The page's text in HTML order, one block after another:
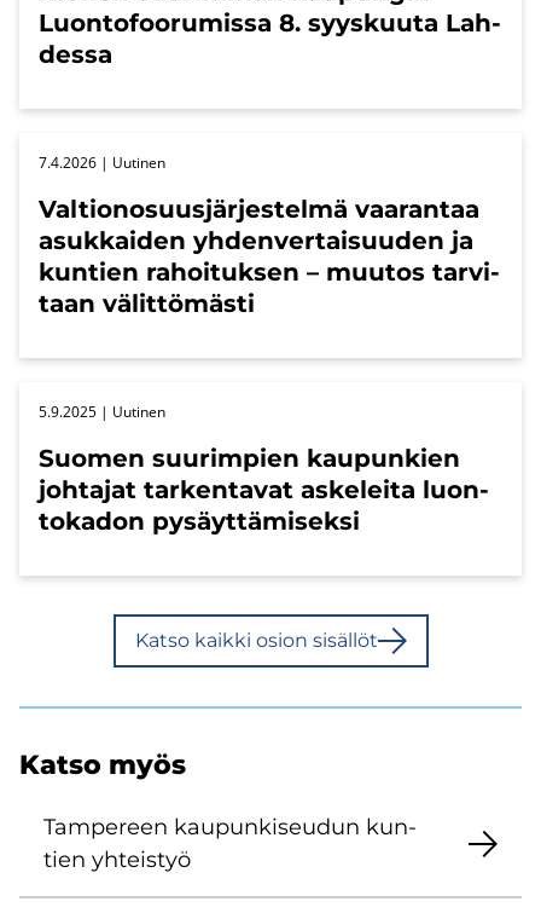
Luon­to­foo­ru­mis­sa 8. syys­kuu­ta Lah­
des­sa
Val­tio­no­suus­jär­jes­tel­mä vaa­ran­taa
asuk­kai­den yh­den­ver­tai­suu­den ja
kun­tien ra­hoi­tuk­sen – muu­tos tar­vi­
taan vä­lit­tö­mäs­ti
7.4.2026 | Uu­ti­nen
Suo­men suu­rim­pien kau­pun­kien
joh­ta­jat tar­ken­ta­vat as­ke­lei­ta luon­
to­ka­don py­säyt­tä­mi­sek­si
5.9.2025 | Uu­ti­nen
Katso kaik­ki osion si­säl­löt
Katso myös
Tam­pe­reen kau­pun­ki­seu­dun kun­
tien yh­teis­työ